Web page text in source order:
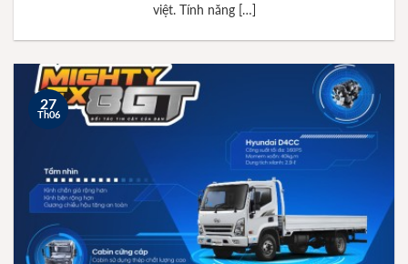
việt. Tính năng […]
27
Th06